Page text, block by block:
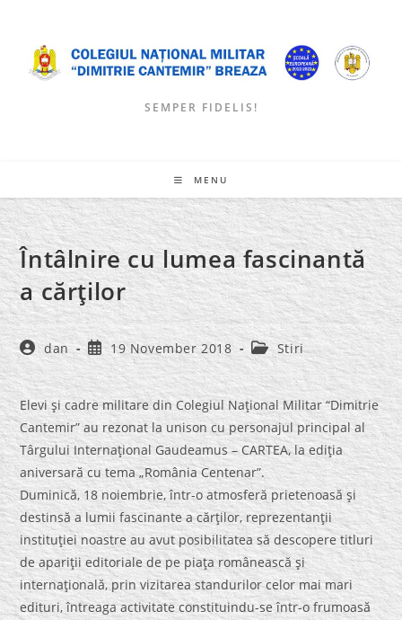
content
SEMPER FIDELIS!
MENU
Întâlnire cu lumea fascinantă
a cărţilor
Post
author:
dan
Post
published:
19 November 2018
Post
category:
Stiri
Elevi şi cadre militare din Colegiul Naţional Militar “Dimitrie
Cantemir” au rezonat la unison cu personajul principal al
Târgului Internaţional Gaudeamus – CARTEA, la ediţia
aniversară cu tema „România Centenar”.
Duminică, 18 noiembrie, într-o atmosferă prietenoasă şi
destinsă a lumii fascinante a cărţilor, reprezentanţii
instituţiei noastre au avut posibilitatea să descopere titluri
de apariţii editoriale de pe piaţa românească şi
internaţională, prin vizitarea standurilor celor mai mari
edituri, întreaga activitate constituindu-se într-o frumoasă